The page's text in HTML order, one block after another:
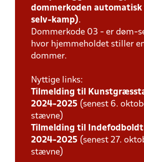
dommerkoden
selv-kamp).
Dommerkode 03 - er døm-
hvor hjemmeholdet stiller
dommer.
Nyttige links:
Tilmelding til
2024-2025 (senest 6.
stævne)
Tilmelding til
2024-2025 (senest 27.
stævne)